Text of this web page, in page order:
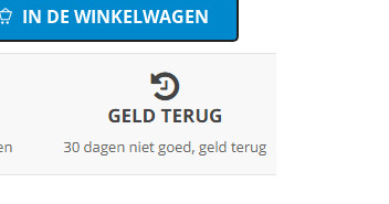
IN DE WINKELWAGEN